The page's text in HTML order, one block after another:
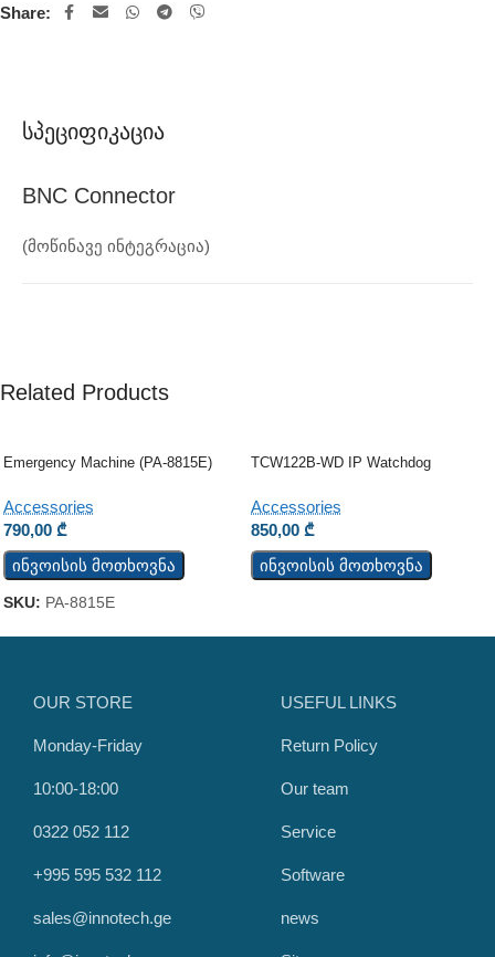
Share:
Სპეციფიკაცია
BNC Connector
(მოწინავე ინტეგრაცია)
Related Products
Emergency Machine (PA-8815E)
Accessories
790,00 ₾
ინვოისის მოთხოვნა
SKU: PA-8815E
TCW122B-WD IP Watchdog
Accessories
850,00 ₾
ინვოისის მოთხოვნა
OUR STORE
Monday-Friday
10:00-18:00
0322 052 112
+995 595 532 112
sales@innotech.ge
USEFUL LINKS
Return Policy
Our team
Service
Software
news